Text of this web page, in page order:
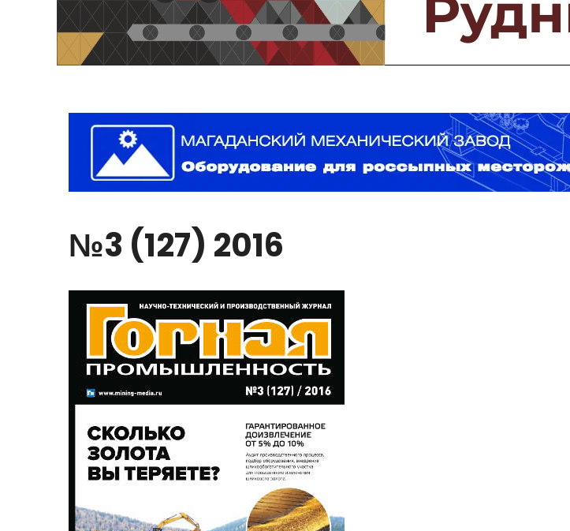
Предприятия и компании
Интервью
Выставки, Конференции
№3 (127) 2016